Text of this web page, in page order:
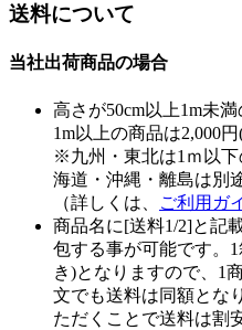
送料について
当社出荷商品の場合
高さが50cm以上1m未満
1m以上の商品は2,000
※九州・東北は1ｍ以下
海道・沖縄・離島は別
（詳しくは、
ご利用ガ
商品名に[送料1/2]と記
包する事が可能です。
き)となりますので、1
文でも送料は同額とな
ただくことで送料は割